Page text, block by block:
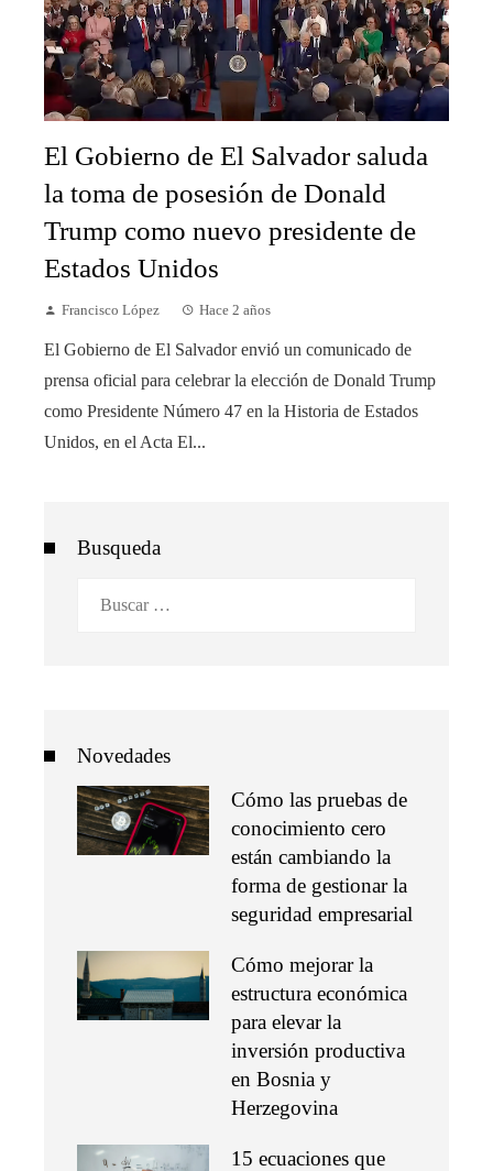
El Gobierno de El Salvador saluda
la toma de posesión de Donald
Trump como nuevo presidente de
Estados Unidos
Francisco López Hace 2 años
El Gobierno de El Salvador envió un comunicado de
prensa oficial para celebrar la elección de Donald Trump
como Presidente Número 47 en la Historia de Estados
Unidos, en el Acta El...
Busqueda
Novedades
Cómo las pruebas de
conocimiento cero
están cambiando la
forma de gestionar la
seguridad empresarial
Cómo mejorar la
estructura económica
para elevar la
inversión productiva
en Bosnia y
Herzegovina
15 ecuaciones que